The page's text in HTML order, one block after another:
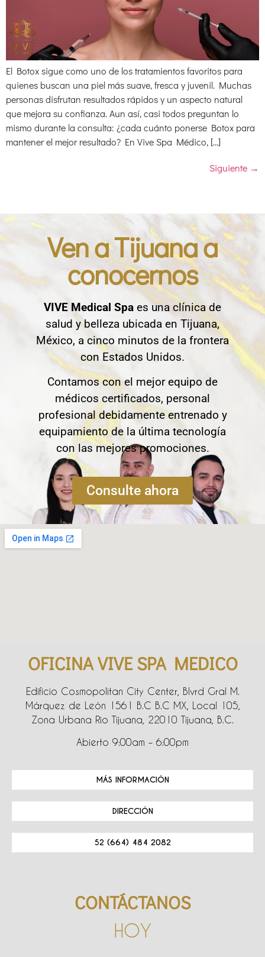
El Botox sigue como uno de los tratamientos favoritos para
quienes buscan una piel más suave, fresca y juvenil. Muchas
personas disfrutan resultados rápidos y un aspecto natural
que mejora su confianza. Aun así, casi todos preguntan lo
mismo durante la consulta: ¿cada cuánto ponerse Botox para
mantener el mejor resultado? En Vive Spa Médico, […]
Siguiente →
Ven a Tijuana a
conocernos
VIVE Medical Spa es una clínica de
salud y belleza ubicada en Tijuana,
México, a cinco minutos de la frontera
con Estados Unidos.
Contamos con el mejor equipo de
médicos certificados, personal
profesional debidamente entrenado y
equipamiento de la última tecnología
con las mejores promociones.
Consulte ahora
OFICINA VIVE SPA MEDICO
Edificio Cosmopolitan City Center, Blvrd Gral M.
Márquez de León 1561 B.C B.C MX, Local 105,
Zona Urbana Rio Tijuana, 22010 Tijuana, B.C.
Abierto 9:00am – 6:00pm
MÁS INFORMACIÓN
DIRECCIÓN
52 (664) 484 2082
CONTÁCTANOS
HOY